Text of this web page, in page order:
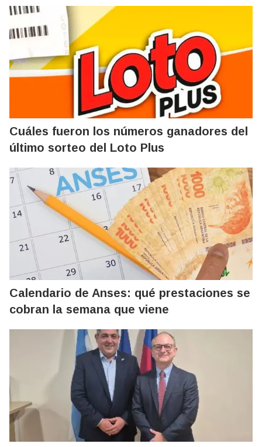
Cuáles fueron los números ganadores del
último sorteo del Loto Plus
Calendario de Anses: qué prestaciones se
cobran la semana que viene